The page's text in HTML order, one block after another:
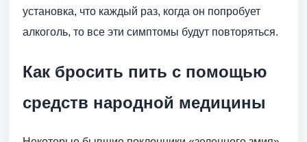
установка, что каждый раз, когда он попробует
алкоголь, то все эти симптомы будут повторяться.
Как бросить пить с помощью
средств народной медицины